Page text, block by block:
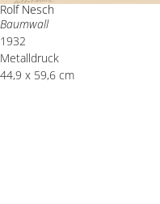
Rolf Nesch
Baumwall
1932
Metalldruck
44,9 x 59,6 cm